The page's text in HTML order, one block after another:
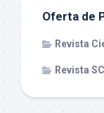
Oferta de
Revista
Revista